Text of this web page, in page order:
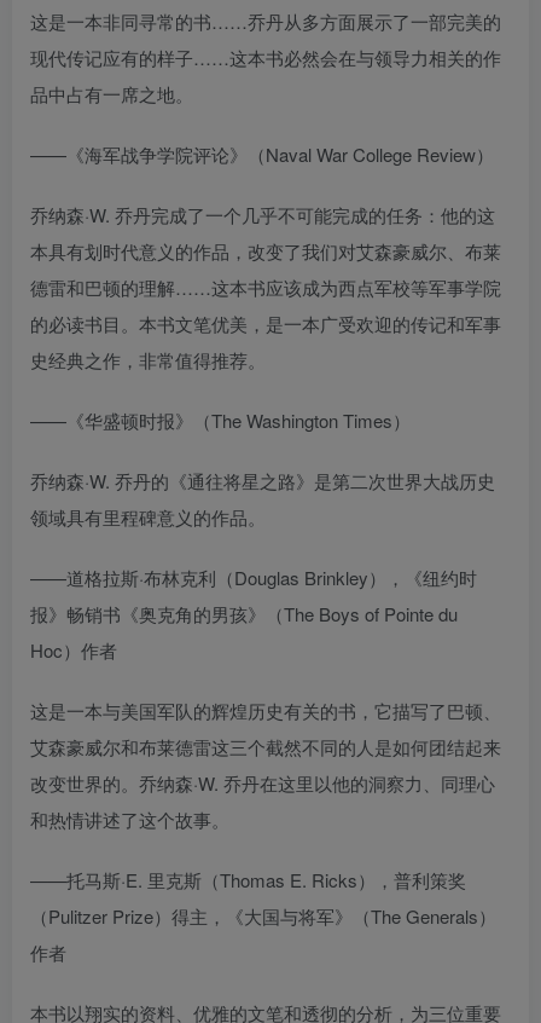
这是一本非同寻常的书……乔丹从多方面展示了一部完美的
现代传记应有的样子……这本书必然会在与领导力相关的作
品中占有一席之地。
——《海军战争学院评论》（Naval War College Review）
乔纳森·W. 乔丹完成了一个几乎不可能完成的任务：他的这
本具有划时代意义的作品，改变了我们对艾森豪威尔、布莱
德雷和巴顿的理解……这本书应该成为西点军校等军事学院
的必读书目。本书文笔优美，是一本广受欢迎的传记和军事
史经典之作，非常值得推荐。
——《华盛顿时报》（The Washington Times）
乔纳森·W. 乔丹的《通往将星之路》是第二次世界大战历史
领域具有里程碑意义的作品。
——道格拉斯·布林克利（Douglas Brinkley），《纽约时
报》畅销书《奥克角的男孩》（The Boys of Pointe du
Hoc）作者
这是一本与美国军队的辉煌历史有关的书，它描写了巴顿、
艾森豪威尔和布莱德雷这三个截然不同的人是如何团结起来
改变世界的。乔纳森·W. 乔丹在这里以他的洞察力、同理心
和热情讲述了这个故事。
——托马斯·E. 里克斯（Thomas E. Ricks），普利策奖
（Pulitzer Prize）得主，《大国与将军》（The Generals）
作者
本书以翔实的资料、优雅的文笔和透彻的分析，为三位重要